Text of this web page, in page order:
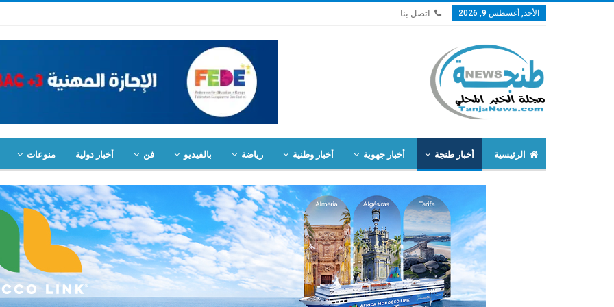
الأحد, أغسطس 9, 2026 اتصل بنا
الرئيسية أخبار طنجة أخبار جهوية أخبار وطنية رياضة بالفيديو فن أخبار دولية منوعات